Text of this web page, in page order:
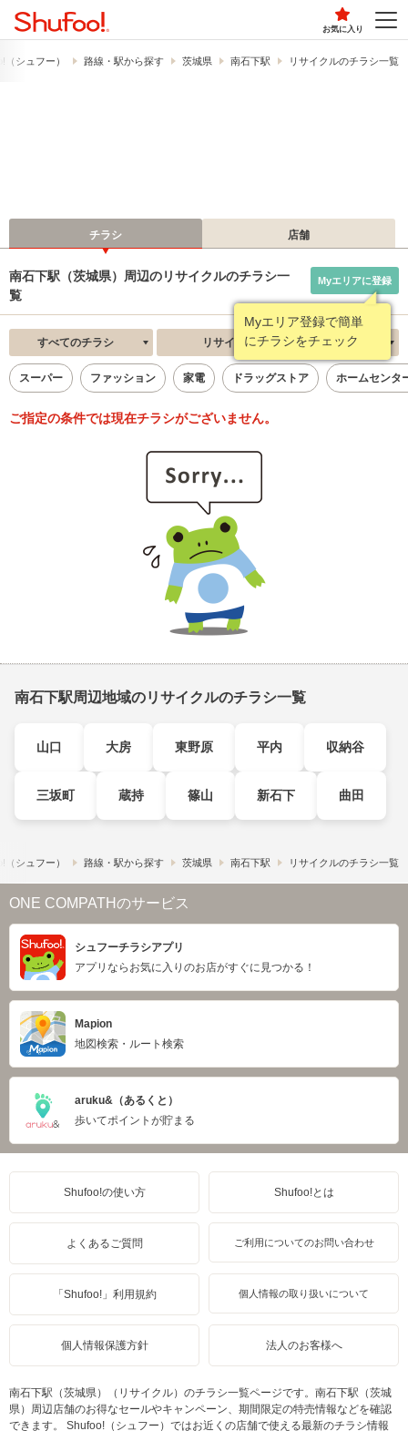
お気に入り
シュフー） 路線・駅から探す 茨城県 南石下駅 リサイクルのチラシ一覧
チラシ 店舗
南石下駅（茨城県）周辺のリサイクルのチラシ一
覧
Myエリア登録で簡単
にチラシをチェック
Myエリアに登録
すべてのチラシ リサイクル 新着順
スーパー ファッション 家電 ドラッグストア ホームセンタ
ご指定の条件では現在チラシがございません。
南石下駅周辺地域のリサイクルのチラシ一覧
山口 大房 東野原 平内 収納谷
三坂町 蔵持 篠山 新石下 曲田
シュフー） 路線・駅から探す 茨城県 南石下駅 リサイクルのチラシ一覧
ONE COMPATHのサービス
シュフーチラシアプリ
アプリならお気に入りのお店がすぐに見つかる！
Mapion
地図検索・ルート検索
aruku&（あるくと）
歩いてポイントが貯まる
Shufoo!の使い方 Shufoo!とは
よくあるご質問 ご利用についてのお問い合わせ
「Shufoo!」利用規約 個人情報の取り扱いについて
個人情報保護方針 法人のお客様へ
南石下駅（茨城県）（リサイクル）のチラシ一覧ページです。南石下駅（茨城
県）周辺店舗のお得なセールやキャンペーン、期間限定の特売情報などを確認
できます。 Shufoo!（シュフー）ではお近くの店舗で使える最新のチラシ情報